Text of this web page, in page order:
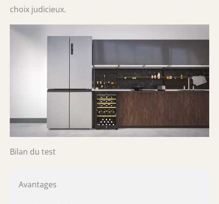
choix judicieux.
Bilan du test
Avantages